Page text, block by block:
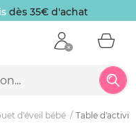
dès 35€ d'achat
d'éveil bébé Table